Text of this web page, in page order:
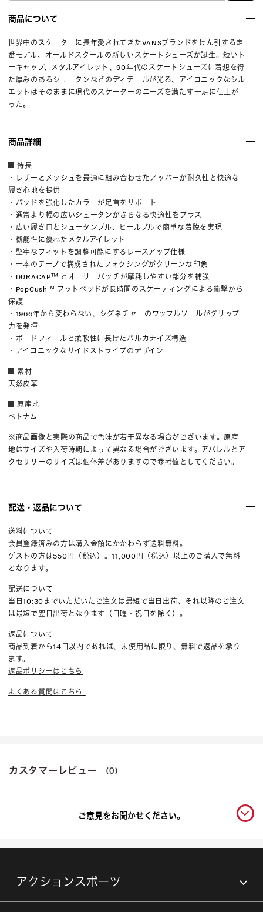
商品について
世界中のスケーターに長年愛されてきたVANSブランドをけん引する定
番モデル、オールドスクールの新しいスケートシューズが誕生。短いト
ーキャップ、メタルアイレット、90年代のスケートシューズに着想を得
た厚みのあるシュータンなどのディテールが光る、アイコニックなシル
エットはそのままに現代のスケーターのニーズを満たす一足に仕上が
った。
商品詳細
特長
・レザーとメッシュを最適に組み合わせたアッパーが耐久性と快適な
履き心地を提供
・パッドを強化したカラーが足首をサポート
・通常より幅の広いシュータンがさらなる快適性をプラス
・広い履き口とシュータンプル、ヒールプルで簡単な着脱を実現
・機能性に優れたメタルアイレット
・堅牢なフィットを調整可能にするレースアップ仕様
・一本のテープで構成されたフォクシングがクリーンな印象
・DURACAP™ とオーリーパッチが摩耗しやすい部分を補強
・PopCush™ フットベッドが長時間のスケーティングによる衝撃から
保護
・1966年から変わらない、シグネチャーのワッフルソールがグリップ
力を発揮
・ボードフィールと柔軟性に長けたバルカナイズ構造
・アイコニックなサイドストライプのデザイン
素材
天然皮革
原産地
ベトナム
※商品画像と実際の商品で色味が若干異なる場合がございます。原産
地はサイズや入荷時期によって異なる場合がございます。アパレルとア
クセサリーのサイズは個体差がありますので参考値としてください。
配送・返品について
送料について
会員登録済みの方は購入金額にかかわらず送料無料。
ゲストの方は550円（税込）。11,000円（税込）以上のご購入で無料
となります。
配送について
当日10:30までいただいたご注文は最短で当日出荷、それ以降のご注文
は最短で翌日出荷となります（日曜・祝日を除く）。
返品について
商品到着から14日以内であれば、未使用品に限り、無料で返品を承り
ます。
返品ポリシーはこちら
よくある質問はこちら
カスタマーレビュー (0)
ご意見をお聞かせください。
アクションスポーツ